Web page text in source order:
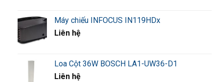
Máy chiếu INFOCUS IN119HDx
Liên hệ
Loa Cột 36W BOSCH LA1-UW36-D1
Liên hệ